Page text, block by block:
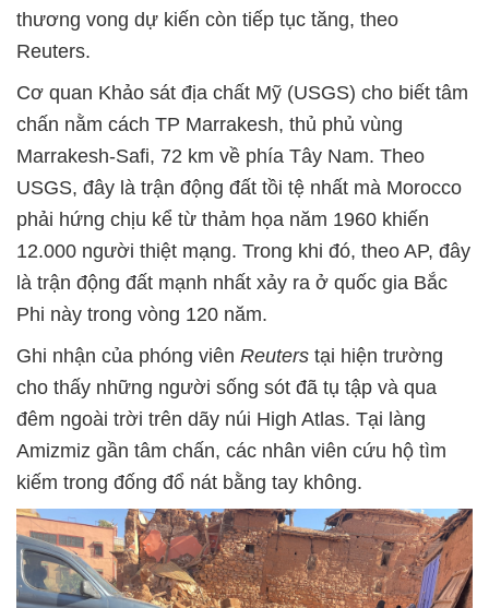
thương vong dự kiến còn tiếp tục tăng, theo
Reuters.
Cơ quan Khảo sát địa chất Mỹ (USGS) cho biết tâm
chấn nằm cách TP Marrakesh, thủ phủ vùng
Marrakesh-Safi, 72 km về phía Tây Nam. Theo
USGS, đây là trận động đất tồi tệ nhất mà Morocco
phải hứng chịu kể từ thảm họa năm 1960 khiến
12.000 người thiệt mạng. Trong khi đó, theo AP, đây
là trận động đất mạnh nhất xảy ra ở quốc gia Bắc
Phi này trong vòng 120 năm.
Ghi nhận của phóng viên Reuters tại hiện trường
cho thấy những người sống sót đã tụ tập và qua
đêm ngoài trời trên dãy núi High Atlas. Tại làng
Amizmiz gần tâm chấn, các nhân viên cứu hộ tìm
kiếm trong đống đổ nát bằng tay không.